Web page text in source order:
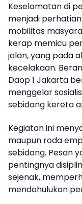
Keselamatan di
menjadi
mobilitas
kerap memicu
jalan, yang pada
kecelakaan.
Daop 1 Jakarta
menggelar
sebidang kereta
Kegiatan ini
maupun roda
sebidang. Pesan
pentingnya
sejenak,
mendahulukan